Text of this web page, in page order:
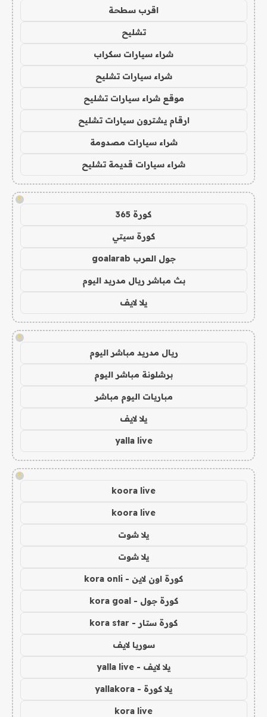
اقرب سطحة
تشليح
شراء سيارات سكراب
شراء سيارات تشليح
موقع شراء سيارات تشليح
ارقام يشترون سيارات تشليح
شراء سيارات مصدومة
شراء سيارات قديمة تشليح
!
كورة 365
كورة سيتي
جول العرب goalarab
بث مباشر ريال مدريد اليوم
يلا لايف
!
ريال مدريد مباشر اليوم
برشلونة مباشر اليوم
مباريات اليوم مباشر
يلا لايف
yalla live
!
koora live
koora live
يلا شوت
يلا شوت
كورة اون لاين - kora onli
كورة جول - kora goal
كورة ستار - kora star
سوريا لايف
يلا لايف - yalla live
يلا كورة - yallakora
kora live